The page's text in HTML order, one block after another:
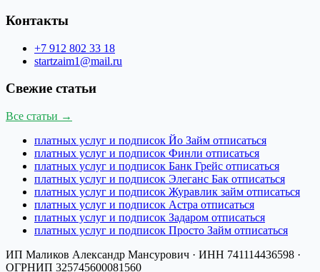
Контакты
+7 912 802 33 18
startzaim1@mail.ru
Свежие статьи
Все статьи →
платных услуг и подписок Йо Займ отписаться
платных услуг и подписок Финли отписаться
платных услуг и подписок Банк Грейс отписаться
платных услуг и подписок Элеганс Бак отписаться
платных услуг и подписок Журавлик займ отписаться
платных услуг и подписок Астра отписаться
платных услуг и подписок Задаром отписаться
платных услуг и подписок Просто Займ отписаться
ИП Маликов Александр Мансурович · ИНН 741114436598 ·
ОГРНИП 325745600081560